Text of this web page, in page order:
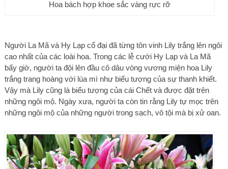
Hoa bách hợp khoe sắc vàng rực rỡ
Người La Mã và Hy Lạp cổ đại đã từng tôn vinh Lily trắng lên ngôi
cao nhất của các loài hoa. Trong các lễ cưới Hy Lạp và La Mã
bấy giờ, người ta đội lên đầu cô dâu vòng vương miện hoa Lily
trắng trang hoàng với lúa mì như biểu tượng của sự thanh khiết.
Vậy mà Lily cũng là biểu tượng của cái Chết và được đặt trên
những ngôi mộ. Ngày xưa, người ta còn tin rằng Lily tự mọc trên
những ngôi mộ của những người trong sạch, vô tội mà bị xử oan.